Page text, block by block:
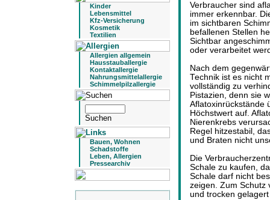
Kinder
Lebensmittel
Kfz-Versicherung
Kosmetik
Textilien
Allergien allgemein
Hausstauballergie
Kontaktallergie
Nahrungsmittelallergie
Schimmelpilzallergie
Bauen, Wohnen
Schadstoffe
Leben, Allergien
Pressearchiv
Verbraucher sind
immer erkennbar.
im sichtbaren
befallenen Stellen
Sichtbar
oder verarbeitet
Nach dem
Technik ist es nicht
vollständig zu
Pistazien, denn sie
Aflatoxinrückstände
Höchstwert auf.
Nierenkrebs
Regel hitzestabil,
und Braten nicht
Die
Schale zu kaufen,
Schale darf nicht
zeigen. Zum Schutz
und trocken